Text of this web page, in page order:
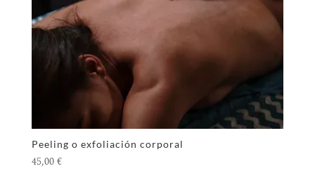
Peeling o exfoliación corporal
45,00€